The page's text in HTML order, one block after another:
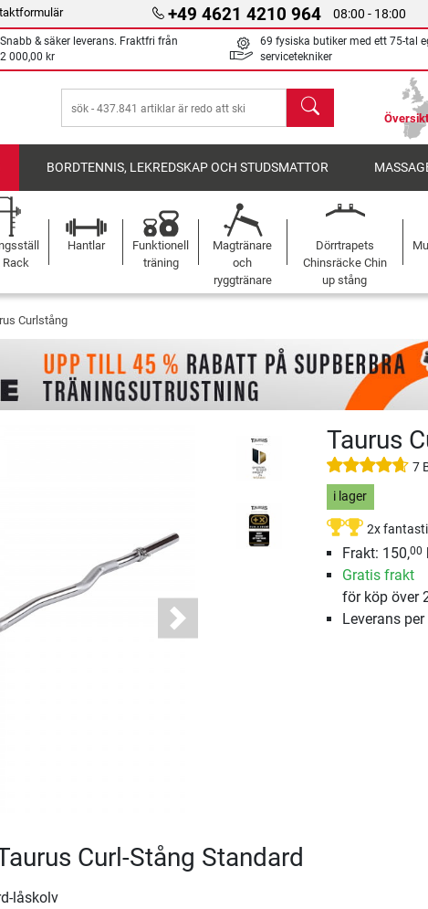
+49 4621 4210 964 08:00 - 18:00
Snabb & säker leverans. Fraktfri från
2 000,00 kr
69 fysiska butiker med ett 75-tal
servicetekniker
sök
BORDTENNIS, LEKREDSKAP OCH STUDSMATTOR
Rack
Hantlar
Funktionell
träning
Magtränare
och
ryggtränare
Dörrtrapets
Chinsräcke Chin
up stång
Curlstång
Next
Taurus
7
i lager
2x
Frakt: 150,00
Gratis frakt
för köp över
Leverans per
Curl-Stång Standard
låskolv